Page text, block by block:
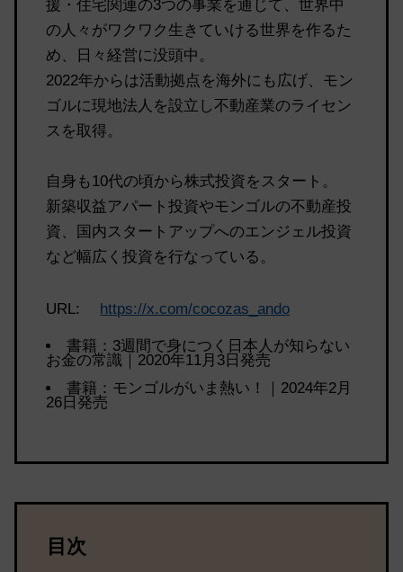
援・住宅関連の3つの事業を通じて、世界中
の人々がワクワク生きていける世界を作るた
め、日々経営に没頭中。
2022年からは活動拠点を海外にも広げ、モン
ゴルに現地法人を設立し不動産業のライセン
スを取得。
自身も10代の頃から株式投資をスタート。
新築収益アパート投資やモンゴルの不動産投
資、国内スタートアップへのエンジェル投資
など幅広く投資を行なっている。
URL: https://x.com/cocozas_ando
書籍：3週間で身につく日本人が知らない
お金の常識｜2020年11月3日発売
書籍：モンゴルがいま熱い！｜2024年2月
26日発売
目次